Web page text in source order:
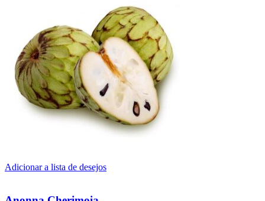
Adicionar a lista de desejos